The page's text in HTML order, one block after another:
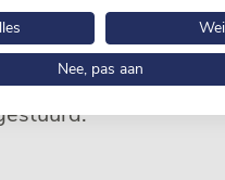
kilo varkensvlees.
afkomstig van
wordt Varken op
Nee, pas aan